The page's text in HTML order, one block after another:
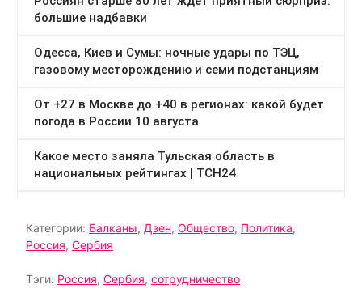
Категории: Балканы, Дзен, Общество, Политика,
Россия, Сербия
Тэги: Россия, Сербия, сотрудничество